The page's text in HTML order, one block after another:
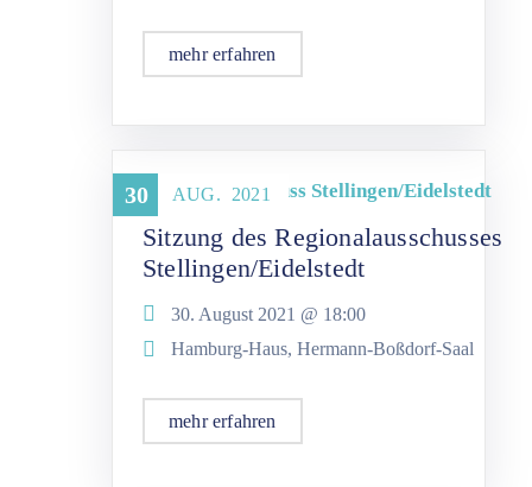
mehr erfahren
30 AUG. 2021
Regionalausschuss Stellingen/Eidelstedt
Sitzung des Regionalausschusses
Stellingen/Eidelstedt
30. August 2021 @ 18:00
Hamburg-Haus, Hermann-Boßdorf-Saal
mehr erfahren